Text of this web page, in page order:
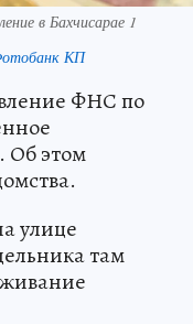
в Бахчисарае 1
КП
ФНС по
Об этом
улице
там